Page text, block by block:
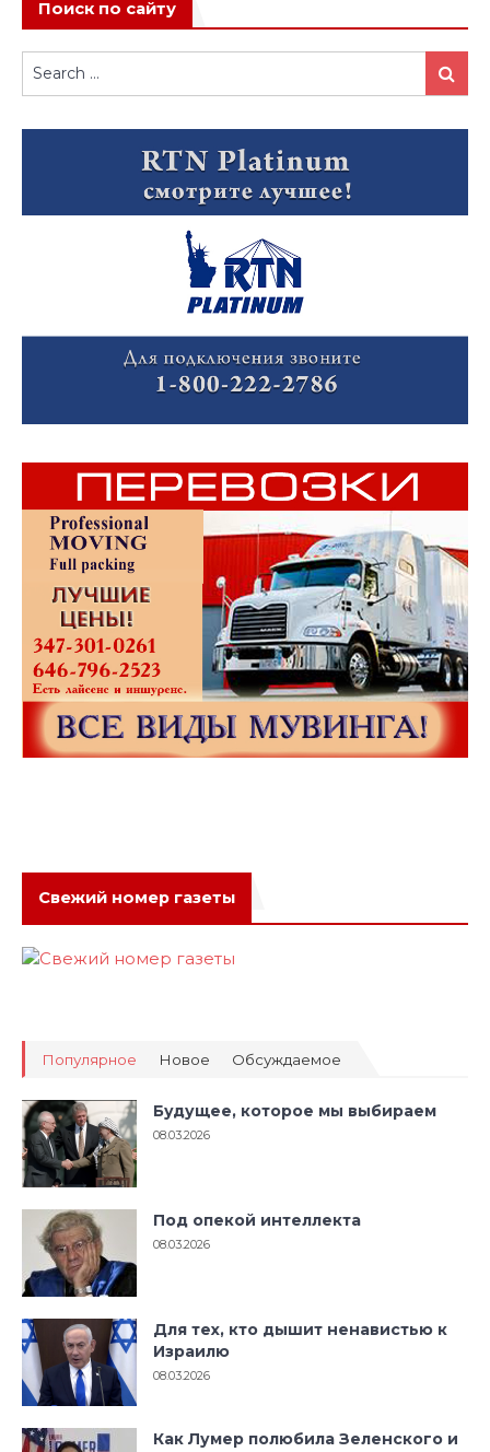
Поиск по сайту
for:
Search
Свежий номер газеты
Популярное Новое Обсуждаемое
Будущее, которое мы выбираем
08.03.2026
Под опекой интеллекта
08.03.2026
Для тех, кто дышит ненавистью к
Израилю
08.03.2026
Как Лумер полюбила Зеленского и